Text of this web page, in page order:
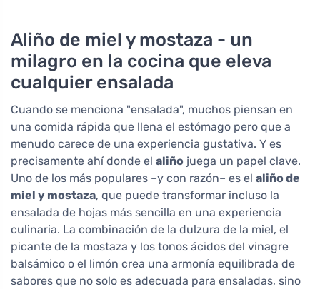
Aliño de miel y mostaza - un
milagro en la cocina que eleva
cualquier ensalada
Cuando se menciona "ensalada", muchos piensan en
una comida rápida que llena el estómago pero que a
menudo carece de una experiencia gustativa. Y es
precisamente ahí donde el aliño juega un papel clave.
Uno de los más populares –y con razón– es el aliño de
miel y mostaza, que puede transformar incluso la
ensalada de hojas más sencilla en una experiencia
culinaria. La combinación de la dulzura de la miel, el
picante de la mostaza y los tonos ácidos del vinagre
balsámico o el limón crea una armonía equilibrada de
sabores que no solo es adecuada para ensaladas, sino